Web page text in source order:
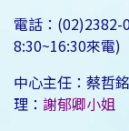
電話：(02)2382-
8:30~16:30來電)
中心主任：蔡哲
理： 謝郁卿小姐